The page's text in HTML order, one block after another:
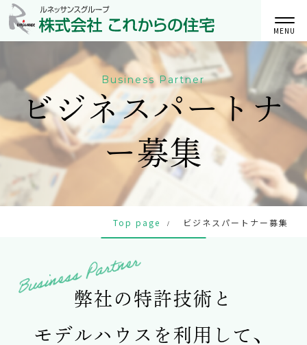
MENU
Business Partner
ビジネスパートナ
ー募集
Top page / ビジネスパートナー募集
弊社の特許技術と
モデルハウスを利用して、